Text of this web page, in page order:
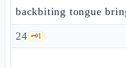
backbiting tongue
24 🗝️1